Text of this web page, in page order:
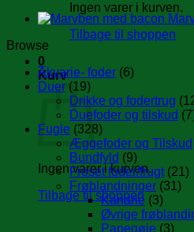
Ingen varer i kurven.
Tilbage til shoppen
0
Kurv
Ingen varer i kurven.
Tilbage til shoppen
Browse
Akvarie- foder (6)
Duer (19)
Drikke og fodertrug
Duefoder og tilskud
Fugle (328)
Æggefoder og Tilskud
Bundfyld (9)
Froset foder/frugt (21)
Frøblandninger (31)
Kanarie (3)
Øvrige
Papegøje (3)